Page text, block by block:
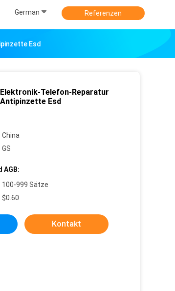
German Referenzen
Esd
Telefon-Reparatur
Esd
China
GS
AGB:
100-999 Sätze
$0.60
Kontakt